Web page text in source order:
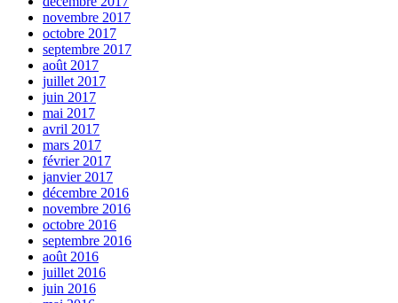
novembre 2017
octobre 2017
septembre 2017
août 2017
juillet 2017
juin 2017
mai 2017
avril 2017
mars 2017
février 2017
janvier 2017
décembre 2016
novembre 2016
octobre 2016
septembre 2016
août 2016
juillet 2016
juin 2016